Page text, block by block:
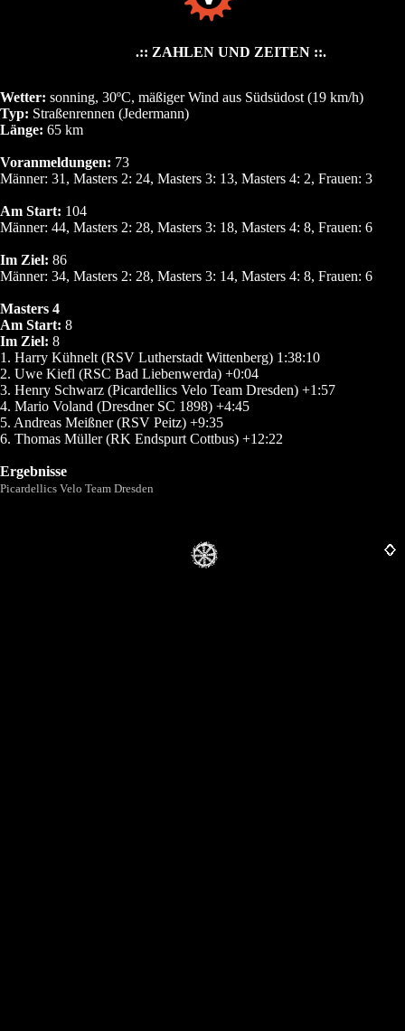
.:: ZAHLEN UND ZEITEN ::.
Wetter: sonning, 30ºC, mäßiger Wind aus Südsüdost (19 km/h)
Typ: Straßenrennen (Jedermann)
Länge: 65 km
Voranmeldungen: 73
Männer: 31, Masters 2: 24, Masters 3: 13, Masters 4: 2, Frauen: 3
Am Start: 104
Männer: 44, Masters 2: 28, Masters 3: 18, Masters 4: 8, Frauen: 6
Im Ziel: 86
Männer: 34, Masters 2: 28, Masters 3: 14, Masters 4: 8, Frauen: 6
Masters 4
Am Start: 8
Im Ziel: 8
1. Harry Kühnelt (RSV Lutherstadt Wittenberg) 1:38:10
2. Uwe Kiefl (RSC Bad Liebenwerda) +0:04
3. Henry Schwarz (Picardellics Velo Team Dresden) +1:57
4. Mario Voland (Dresdner SC 1898) +4:45
5. Andreas Meißner (RSV Peitz) +9:35
6. Thomas Müller (RK Endspurt Cottbus) +12:22
Ergebnisse
Picardellics Velo Team Dresden